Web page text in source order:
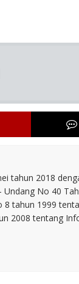
tahun 2018
Undang No 40
8 tahun 1999
2008 tentang